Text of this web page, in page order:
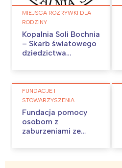
MIEJSCA ROZRYWKI DLA
RODZINY
Kopalnia Soli Bochnia
– Skarb światowego
dziedzictwa
FUNDACJE I
STOWARZYSZENIA
Fundacja pomocy
osobom z
zaburzeniami ze
”silentio”